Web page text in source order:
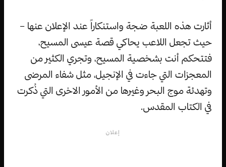
أثارت هذه اللعبة ضجة واستنكاراً عند الإعلان عنها –
حيث تجعل اللاعب يحاكي قصة عيسى المسيح،
فتتحكم أنت بشخصية المسيح، وتجري الكثير من
المعجزات التي جاءت في الإنجيل، مثل شفاء المرضى
وتهدئة موج البحر وغيرها من الأمور الاخرى التي ذُكرت
في الكتاب المقدس.
إعلان